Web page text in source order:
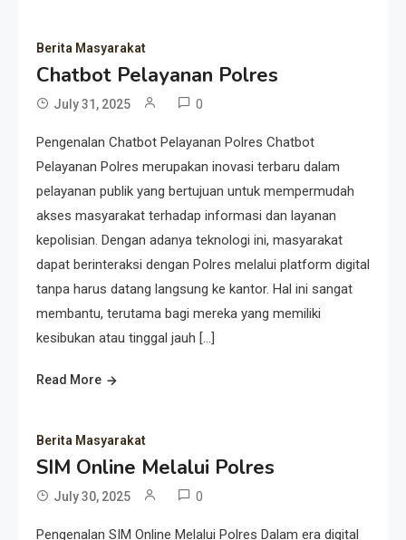
Berita Masyarakat
Chatbot Pelayanan Polres
July 31, 2025 0
Pengenalan Chatbot Pelayanan Polres Chatbot
Pelayanan Polres merupakan inovasi terbaru dalam
pelayanan publik yang bertujuan untuk mempermudah
akses masyarakat terhadap informasi dan layanan
kepolisian. Dengan adanya teknologi ini, masyarakat
dapat berinteraksi dengan Polres melalui platform digital
tanpa harus datang langsung ke kantor. Hal ini sangat
membantu, terutama bagi mereka yang memiliki
kesibukan atau tinggal jauh […]
Read More
Berita Masyarakat
SIM Online Melalui Polres
July 30, 2025 0
Pengenalan SIM Online Melalui Polres Dalam era digital